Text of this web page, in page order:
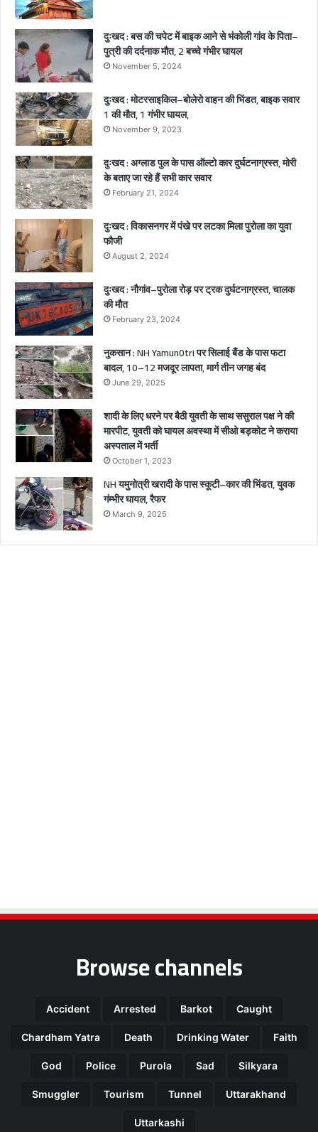
के
ता
–
त्री
की
द
र्द
क
मौ
त
,
2
ब
च्चे
गं
र
घा
य
ल
दुःखद : बस की चपेट में बाइक आने से भंकोली गांव के पिता–
पुत्री की दर्दनाक मौत, 2 बच्चे गंभीर घायल
November 5, 2024
दुःखद : मोटरसाइकिल–बोलेरो वाहन की भिंडत, बाइक सवार
1 की मौत, 1 गंभीर घायल,
November 9, 2023
दुःखद : अग्लाड पुल के पास ऑल्टो कार दुर्घटनाग्रस्त, मोरी
के बताए जा रहे हैं सभी कार सवार
February 21, 2024
दुःखद : विकासनगर में पंखे पर लटका मिला पुरोला का युवा
फौजी
August 2, 2024
दुःखद : नौगांव–पुरोला रोड़ पर ट्रक दुर्घटनाग्रस्त, चालक
की मौत
February 23, 2024
नुकसान : NH Yamun0tri पर सिलाई बैंड के पास फटा
बादल, 10–12 मजदूर लापता, मार्ग तीन जगह बंद
June 29, 2025
शादी के लिए धरने पर बैठी युवती के साथ ससुराल पक्ष ने की
मारपीट, युवती को घायल अवस्था में सीओ बड़कोट ने कराया
अस्पताल में भर्ती
October 1, 2023
NH यमुनोत्री खरादी के पास स्कूटी–कार की भिंडत, युवक
गंम्भीर घायल, रैफर
March 9, 2025
Browse channels
Accident Arrested Barkot Caught
Chardham Yatra Death Drinking Water Faith
God Police Purola Sad Silkyara
Smuggler Tourism Tunnel Uttarakhand
Uttarkashi